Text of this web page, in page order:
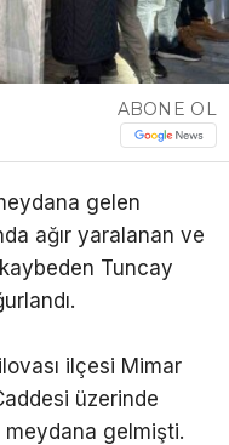
ABONE OL
gelen
ağır yaralanan ve
kaybeden Tuncay
ilçesi Mimar
üzerinde
meydana gelmişti.